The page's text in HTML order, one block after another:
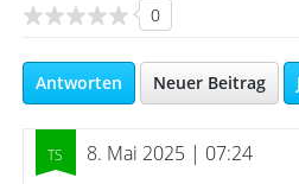
0
Antworten Neuer Beitrag
8. Mai 2025 | 07:24